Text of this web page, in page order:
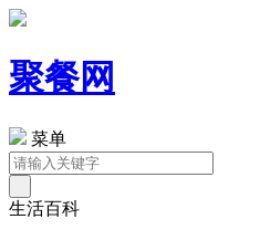
聚餐网
菜单
生活百科